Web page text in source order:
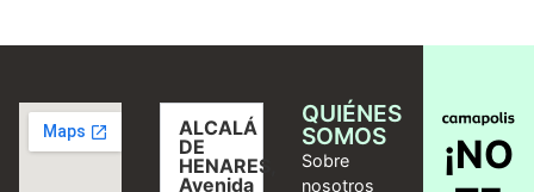
ALCALÁ
DE
HENARES,
Avenida
QUIÉNES
SOMOS
Sobre
nosotros
¡NO